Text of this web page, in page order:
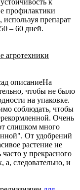
профилактики
препарат
– 60 дней.
агротехники
На
чтобы не было
на упаковке.
соблюдать, чтобы
Очень
слишком много
От удобрений
растение не
у прекрасного
а, следовательно, и